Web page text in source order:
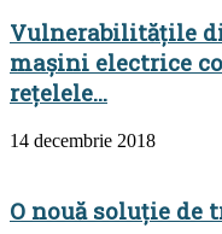
Vulnerabilitățile
mașini electrice
rețelele...
14 decembrie 2018
O nouă soluție